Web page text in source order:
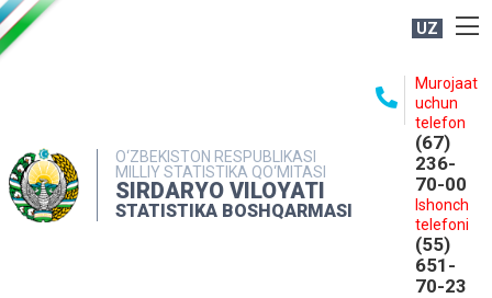
UZ
O‘ZBEKISTON RESPUBLIKASI
MILLIY STATISTIKA QO‘MITASI
SIRDARYO VILOYATI
STATISTIKA BOSHQARMASI
Murojaat
uchun
telefon
(67)
236-
70-00
Ishonch
telefoni
(55)
651-
70-23
NASHRLAR
INTERAKTIV XIZMATLAR
MATBUOT XIZMATI